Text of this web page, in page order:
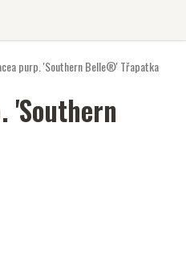
purp. 'Southern Belle®'Třapatka
'Southern